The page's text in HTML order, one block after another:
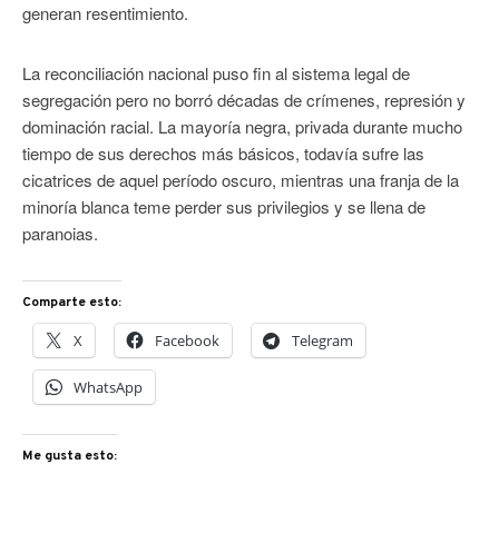
generan resentimiento.
La reconciliación nacional puso fin al sistema legal de
segregación pero no borró décadas de crímenes, represión y
dominación racial. La mayoría negra, privada durante mucho
tiempo de sus derechos más básicos, todavía sufre las
cicatrices de aquel período oscuro, mientras una franja de la
minoría blanca teme perder sus privilegios y se llena de
paranoias.
Comparte esto:
X Facebook Telegram
WhatsApp
Me gusta esto: